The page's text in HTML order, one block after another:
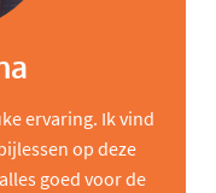
ervaring. Ik vind
op deze
goed voor de